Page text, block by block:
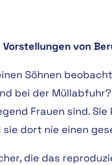
von
Söhnen
bei der
Frauen sind.
dort nie einen
die das